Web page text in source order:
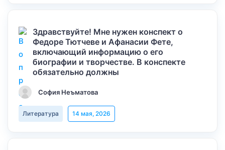
Здравствуйте! Мне нужен конспект о
Федоре Тютчеве и Афанасии Фете,
включающий информацию о его
биографии и творчестве. В конспекте
обязательно должны
София Неъматова
Литература 14 мая, 2026